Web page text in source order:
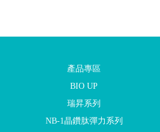
產品專區
BIO UP
瑞昇系列
NB-1晶鑽肽彈力系列